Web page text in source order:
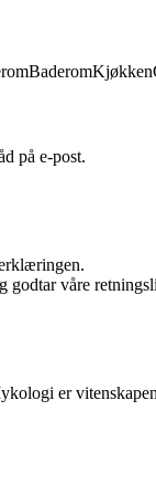
BaderomKjøkken
på e-post.
godtar våre
er